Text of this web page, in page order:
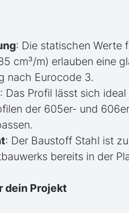
: Die statischen Werte
cm³/m) erlauben eine
nach Eurocode 3.
: Das Profil lässt sich
der 605er- und
: Der Baustoff Stahl ist
bereits in der
dein Projekt